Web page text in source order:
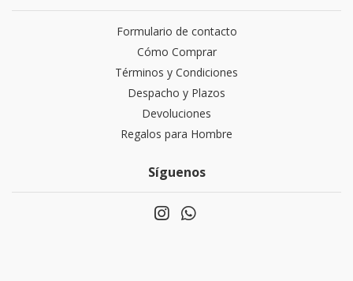
Formulario de contacto
Cómo Comprar
Términos y Condiciones
Despacho y Plazos
Devoluciones
Regalos para Hombre
Síguenos